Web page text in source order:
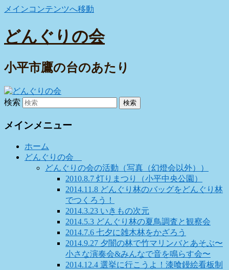
メインコンテンツへ移動
どんぐりの会
小平市鷹の台のあたり
検索
メインメニュー
ホーム
どんぐりの会
どんぐりの会の活動（写真（幻燈会以外））
2010.8.7 灯りまつり（小平中央公園）
2014.11.8 どんぐり林のバッグをどんぐり林
でつくろう！
2014.3.23 いきもの次元
2014.5.3 どんぐり林の夏鳥調査と観察会
2014.7.6 七夕に雑木林をかざろう
2014.9.27 夕闇の林で竹マリンバとあそぶ〜
小さな演奏会&みんなで音を鳴らす会〜
2014.12.4 選挙に行こうよ！漆喰鏝絵看板制